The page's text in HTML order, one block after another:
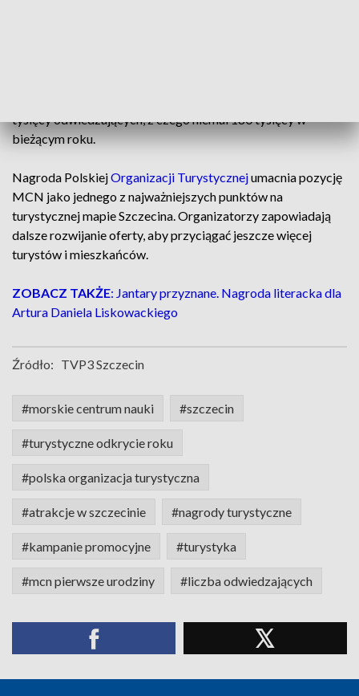
tysięcy odwiedzających, z czego niemal 180 tysięcy w
bieżącym roku.
Nagroda PolskiejOrganizacji Turystycznejumacnia pozycję
MCN jako jednego z najważniejszych punktów na
turystycznej mapie Szczecina. Organizatorzy zapowiadają
dalsze rozwijanie oferty, aby przyciągać jeszcze więcej
turystów i mieszkańców.
ZOBACZ TAKŻE: Jantary przyznane. Nagroda literacka dla
Artura Daniela Liskowackiego
Źródło: TVP3 Szczecin
#morskie centrum nauki #szczecin
#turystyczne odkrycie roku
#polska organizacja turystyczna
#atrakcje w szczecinie #nagrody turystyczne
#kampanie promocyjne #turystyka
#mcn pierwsze urodziny #liczba odwiedzających